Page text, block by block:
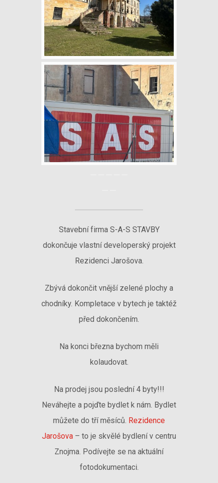
Stavební firma S-A-S STAVBY
dokončuje vlastní developerský projekt
Rezidenci Jarošova.
Zbývá dokončit vnější zelené plochy a
chodníky. Kompletace v bytech je taktéž
před dokončením.
Na konci března bychom měli
kolaudovat.
Na prodej jsou poslední 4 byty!!!
Neváhejte a pojďte bydlet k nám. Bydlet
můžete do tří měsíců. Rezidence
Jarošova – to je skvělé bydlení v centru
Znojma. Podívejte se na aktuální
fotodokumentaci.